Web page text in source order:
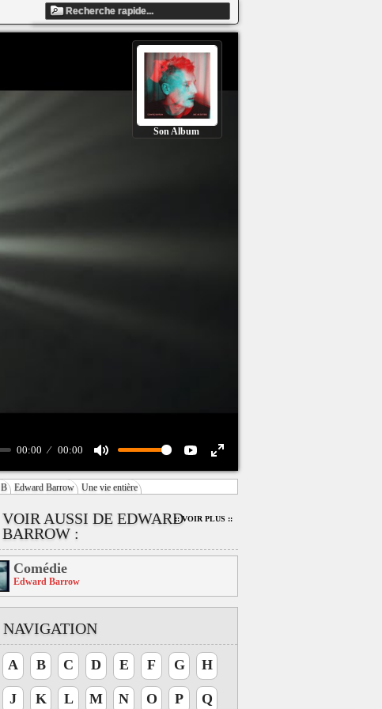
00:00 00:00
Son Album
B Edward Barrow Une vie entière
VOIR AUSSI DE EDWARD
BARROW :
:: VOIR PLUS ::
Comédie
Edward Barrow
NAVIGATION
A B C D E F G H
J K L M N O P Q